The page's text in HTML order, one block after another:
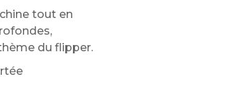
tout en
du flipper.